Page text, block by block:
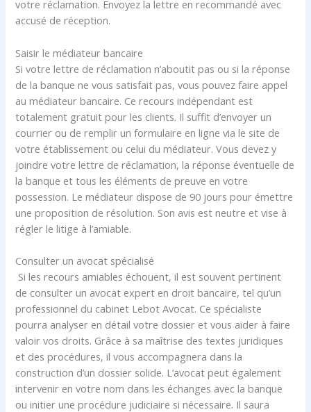
votre réclamation. Envoyez la lettre en recommandé avec
accusé de réception.
Saisir le médiateur bancaire
Si votre lettre de réclamation n’aboutit pas ou si la réponse
de la banque ne vous satisfait pas, vous pouvez faire appel
au médiateur bancaire. Ce recours indépendant est
totalement gratuit pour les clients. Il suffit d’envoyer un
courrier ou de remplir un formulaire en ligne via le site de
votre établissement ou celui du médiateur. Vous devez y
joindre votre lettre de réclamation, la réponse éventuelle de
la banque et tous les éléments de preuve en votre
possession. Le médiateur dispose de 90 jours pour émettre
une proposition de résolution. Son avis est neutre et vise à
régler le litige à l’amiable.
Consulter un avocat spécialisé
Si les recours amiables échouent, il est souvent pertinent
de consulter un avocat expert en droit bancaire, tel qu’un
professionnel du cabinet Lebot Avocat. Ce spécialiste
pourra analyser en détail votre dossier et vous aider à faire
valoir vos droits. Grâce à sa maîtrise des textes juridiques
et des procédures, il vous accompagnera dans la
construction d’un dossier solide. L’avocat peut également
intervenir en votre nom dans les échanges avec la banque
ou initier une procédure judiciaire si nécessaire. Il saura